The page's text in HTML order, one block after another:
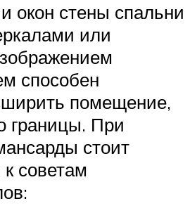
окон стены спальни
или
способен
помещение,
границы. При
стоит
советам